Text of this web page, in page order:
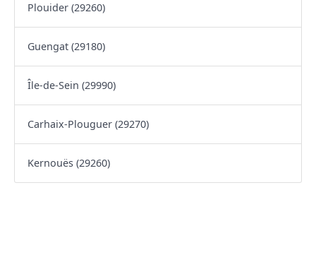
Plouider (29260)
Guengat (29180)
Île-de-Sein (29990)
Carhaix-Plouguer (29270)
Kernouës (29260)